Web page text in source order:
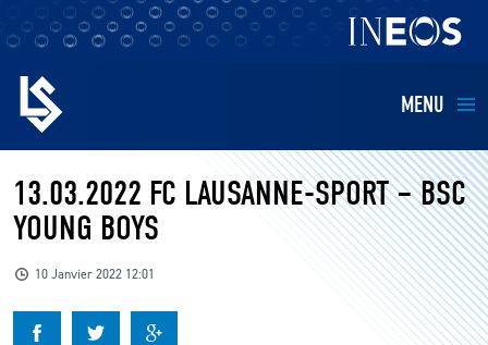
MENU
EQUIPES
BILLETTERIE
13.03.2022 FC LAUSANNE-SPORT – BSC
YOUNG BOYS
10 Janvier 2022 12:01